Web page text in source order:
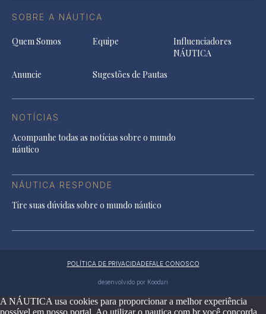
SOBRE A NÁUTICA
Quem Somos Equipe
Influenciadores
NÁUTICA
Anuncie
Sugestões de Pautas
NOTÍCIAS
Acompanhe todas as notícias sobre o mundo
náutico
NÁUTICA RESPONDE
Tire suas dúvidas sobre o mundo náutico
POLÍTICA DE PRIVACIDADEFALE CONOSCO
desenvolvido por Koodari
A NÁUTICA usa cookies para proporcionar a melhor experiência